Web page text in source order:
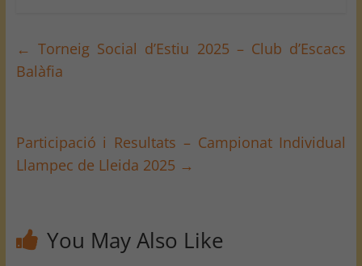
← Torneig Social d’Estiu 2025 – Club d’Escacs
Balàfia
Participació i Resultats – Campionat Individual
Llampec de Lleida 2025 →
You May Also Like